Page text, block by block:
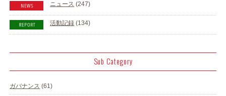
ニュース (247)
活動記録 (134)
Sub Category
ガバナンス (61)